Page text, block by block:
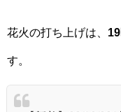
花火の打ち上げは、
す。